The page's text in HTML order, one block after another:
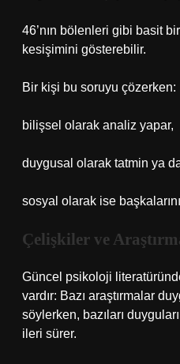
46’nın bölenleri gibi basit
kesişimini gösterebilir.
Bir kişi bu soruyu çözerken:
bilişsel olarak analiz yapar,
duygusal olarak tatmin ya
sosyal olarak ise
Çelişkiler ve
Güncel psikoloji
vardır: Bazı araştırmalar
söylerken, bazıları
ileri sürer.